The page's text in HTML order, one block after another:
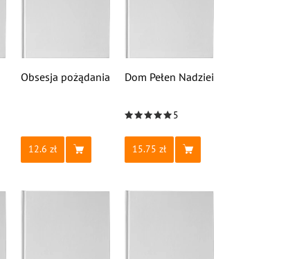
Obsesja pożądania
12.6
Dom Pełen Nadziei
5
15.75